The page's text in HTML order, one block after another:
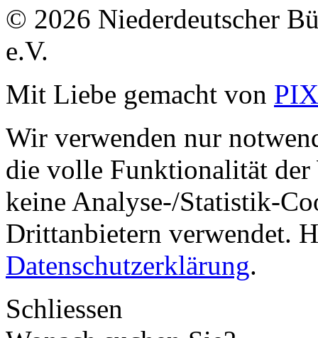
© 2026 Niederdeutscher
e.V.
Mit Liebe gemacht von
Wir verwenden nur
die volle Funktionalität der
keine Analyse-/Statistik-
Drittanbietern verwendet.
Datenschutzerklärung.
Schliessen